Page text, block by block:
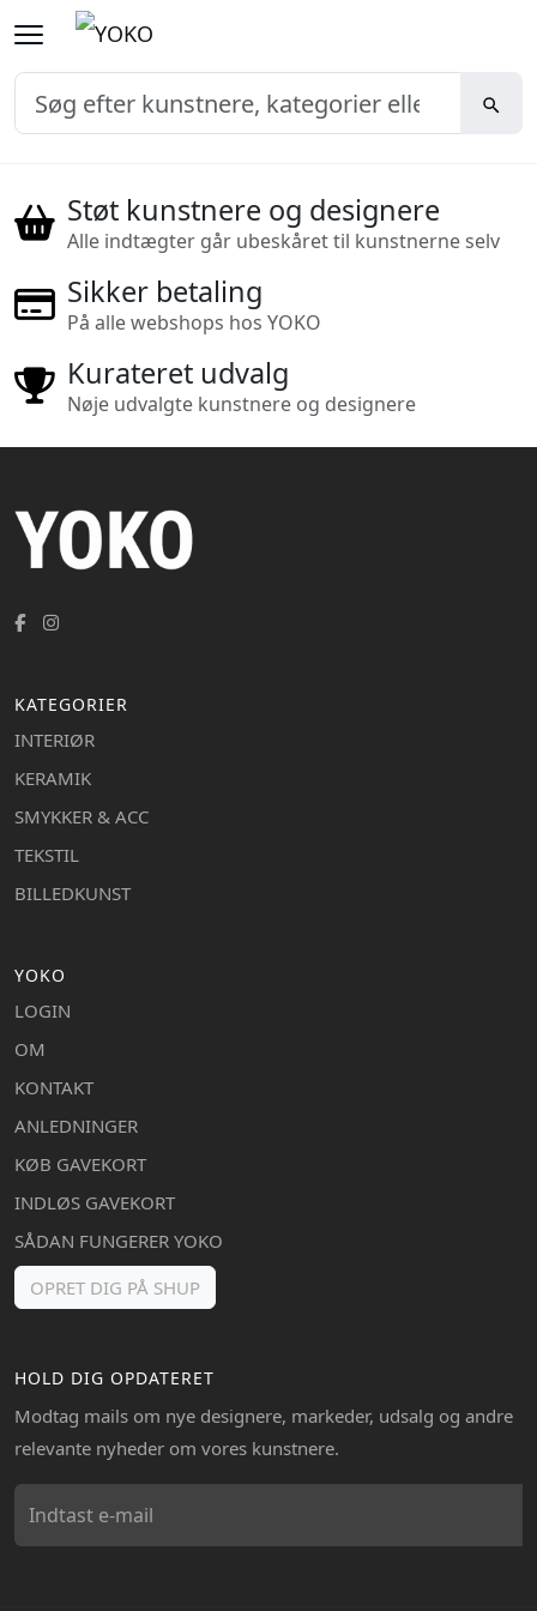
Støt kunstnere og designere
Alle indtægter går ubeskåret til kunstnerne selv
Sikker betaling
På alle webshops hos YOKO
Kurateret udvalg
Nøje udvalgte kunstnere og designere
KATEGORIER
INTERIØR
KERAMIK
SMYKKER & ACC
TEKSTIL
BILLEDKUNST
YOKO
LOGIN
OM
KONTAKT
ANLEDNINGER
KØB GAVEKORT
INDLØS GAVEKORT
SÅDAN FUNGERER YOKO
OPRET DIG PÅ SHUP
HOLD DIG OPDATERET
Modtag mails om nye designere, markeder, udsalg og andre
relevante nyheder om vores kunstnere.